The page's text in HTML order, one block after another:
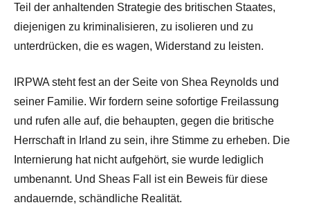
Teil der anhaltenden Strategie des britischen Staates,
diejenigen zu kriminalisieren, zu isolieren und zu
unterdrücken, die es wagen, Widerstand zu leisten.
IRPWA steht fest an der Seite von Shea Reynolds und
seiner Familie. Wir fordern seine sofortige Freilassung
und rufen alle auf, die behaupten, gegen die britische
Herrschaft in Irland zu sein, ihre Stimme zu erheben. Die
Internierung hat nicht aufgehört, sie wurde lediglich
umbenannt. Und Sheas Fall ist ein Beweis für diese
andauernde, schändliche Realität.